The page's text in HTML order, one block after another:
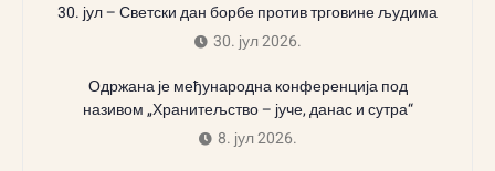
30. јул – Светски дан борбе против трговине људима
30. јул 2026.
Одржана је међународна конференција под
називом „Хранитељство – јуче, данас и сутра“
8. јул 2026.